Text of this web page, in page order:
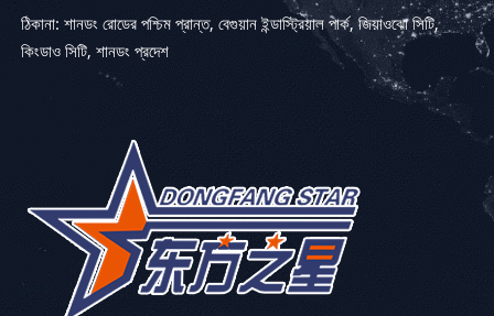
ঠিকানা: শানডং রোডের পশ্চিম প্রান্ত, বেগুয়ান ইন্ডাস্ট্রিয়াল পার্ক, জিয়াওঝো সিটি,
কিংডাও সিটি, শানডং প্রদেশ